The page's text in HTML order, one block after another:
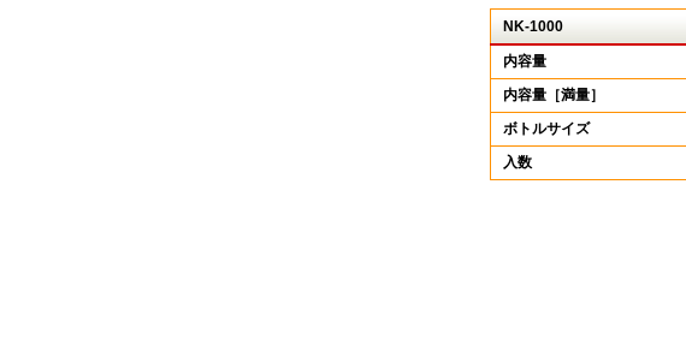
NK-1000
内容量
内容量［満量］
ボトルサイズ
入数